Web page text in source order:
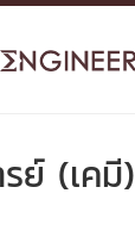
ย์ (เคมี)